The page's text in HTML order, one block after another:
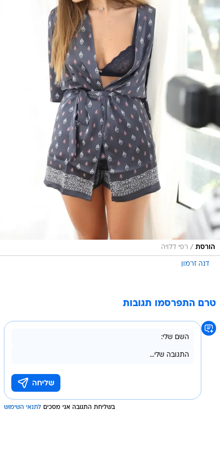
הורסת / רפי דלויה
דנה זרמון
טרם התפרסמו תגובות
בשליחת התגובה אני מסכים לתנאי השימוש